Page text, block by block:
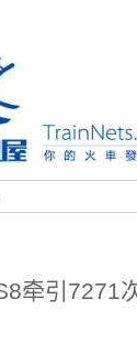
牵引7271